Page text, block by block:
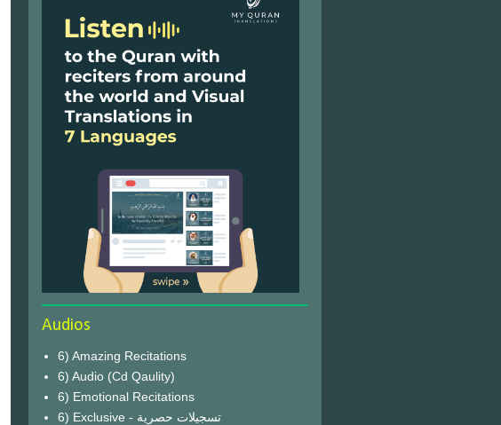
Audios
6) Amazing Recitations
6) Audio (Cd Qaulity)
6) Emotional Recitations
6) Exclusive - تسجيلات حصرية